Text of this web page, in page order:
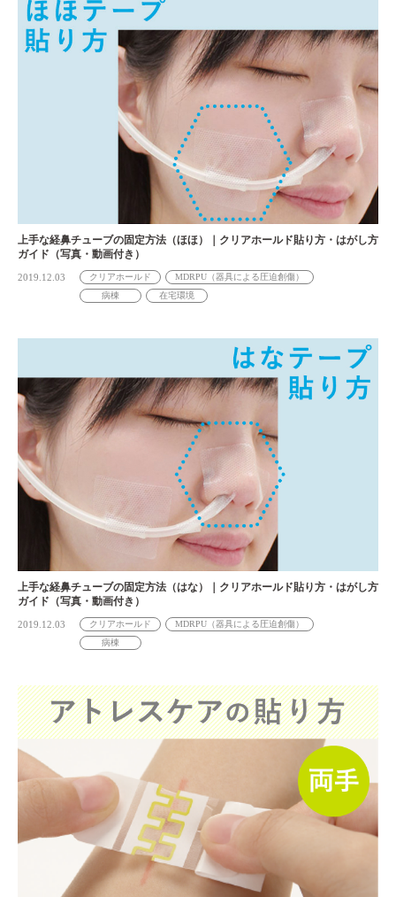
上手な経鼻チューブの固定方法（ほほ）｜クリアホールド貼り方・はがし方
ガイド（写真・動画付き）
2019.12.03 クリアホールド
MDRPU（器具による圧迫創傷）
病棟
在宅環境
上手な経鼻チューブの固定方法（はな）｜クリアホールド貼り方・はがし方
ガイド（写真・動画付き）
2019.12.03 クリアホールド
MDRPU（器具による圧迫創傷）
病棟